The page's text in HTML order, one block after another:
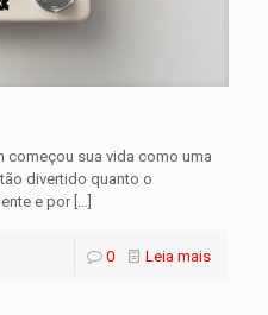
começou sua vida como uma
divertido quanto o
e por[…]
0 Leia mais